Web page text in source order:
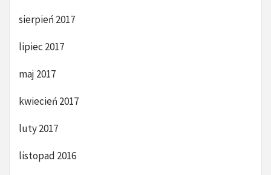
sierpień 2017
lipiec 2017
maj 2017
kwiecień 2017
luty 2017
listopad 2016